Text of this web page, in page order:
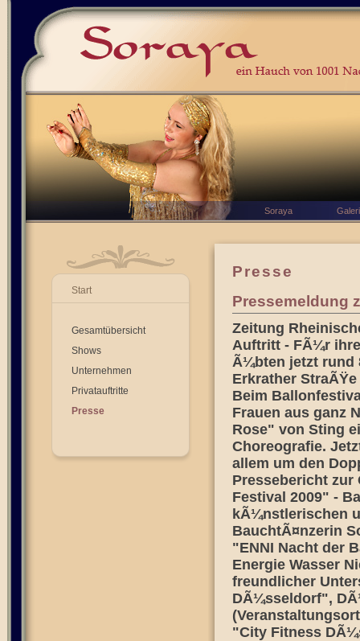
Start
Gesamtübersicht
Shows
Unternehmen
Privatauftritte
Presse
Presse
Pressemeldung
Zeitung
Auftritt - FÃ¼r
Ã¼bten jetzt rund
Erkrather
Beim
Frauen aus ganz
Rose" von Sting
Choreografie.
allem um den
Pressebericht zur
Festival 2009" -
kÃ¼nstlerischen
BauchtÃ¤nzerin
"ENNI Nacht der
Energie Wasser
freundlicher
DÃ¼sseldorf",
"City Fitness
Soraya